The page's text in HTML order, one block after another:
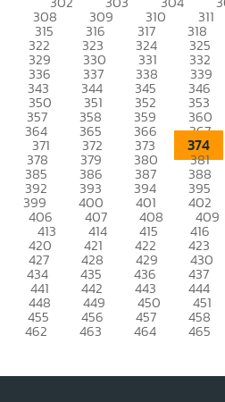
308 309 310 311
315 316 317 318
322 323 324 325
329 330 331 332
336 337 338 339
343 344 345 346
350 351 352 353
357 358 359 360
364 365 366 367
371 372 373 374
378 379 380 381
385 386 387 388
392 393 394 395
399 400 401 402
406 407 408 409
413 414 415 416
420 421 422 423
427 428 429 430
434 435 436 437
441 442 443 444
448 449 450 451
455 456 457 458
462 463 464 465